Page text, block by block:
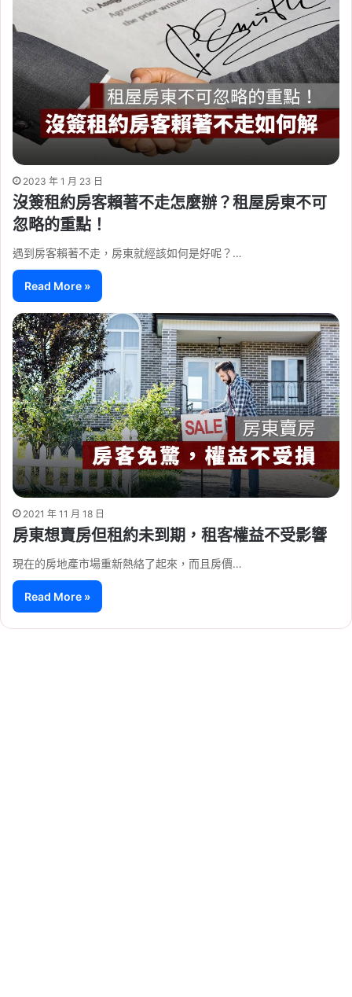
2023 年 1 月 23 日
沒簽租約房客賴著不走怎麼辦？租屋房東不可
忽略的重點！
遇到房客賴著不走，房東就經該如何是好呢？…
Read More »
2021 年 11 月 18 日
房東想賣房但租約未到期，租客權益不受影響
現在的房地產市場重新熱絡了起來，而且房價…
Read More »